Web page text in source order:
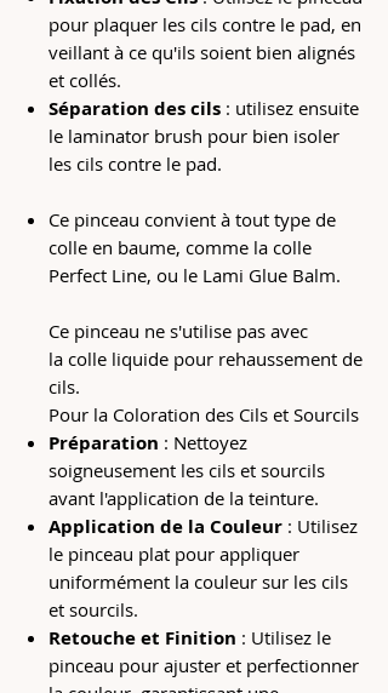
pour plaquer les cils contre le pad, en
veillant à ce qu'ils soient bien alignés
et collés.
Séparation des cils : utilisez ensuite
le laminator brush pour bien isoler
les cils contre le pad.
Ce pinceau convient à tout type de
colle en baume, comme la colle
Perfect Line, ou le Lami Glue Balm.
Ce pinceau ne s'utilise pas avec
la colle liquide pour rehaussement de
cils.
Pour la Coloration des Cils et Sourcils
Préparation : Nettoyez
soigneusement les cils et sourcils
avant l'application de la teinture.
Application de la Couleur : Utilisez
le pinceau plat pour appliquer
uniformément la couleur sur les cils
et sourcils.
Retouche et Finition : Utilisez le
pinceau pour ajuster et perfectionner